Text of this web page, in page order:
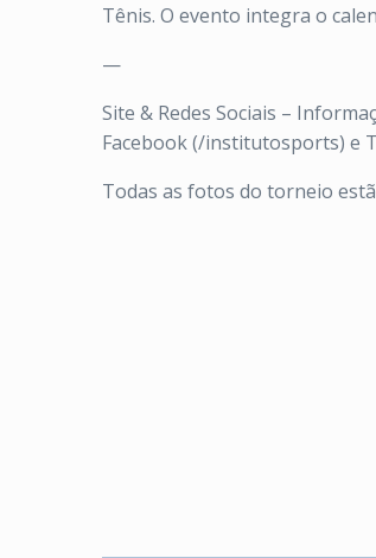
Tênis. O evento integra o
—
Site & Redes Sociais –
Facebook (/institutosports) e
Todas as fotos do torneio